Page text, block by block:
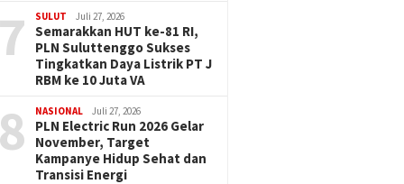
SULUT Juli 27, 2026
Semarakkan HUT ke-81 RI,
PLN Suluttenggo Sukses
Tingkatkan Daya Listrik PT J
RBM ke 10 Juta VA
NASIONAL Juli 27, 2026
PLN Electric Run 2026 Gelar
November, Target
Kampanye Hidup Sehat dan
Transisi Energi